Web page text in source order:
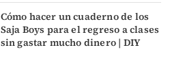
Cómo hacer un cuaderno de los
Saja Boys para el regreso a clases
sin gastar mucho dinero | DIY